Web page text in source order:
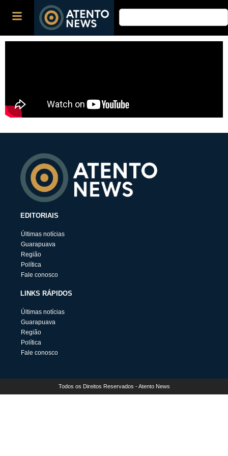
EDITORIAIS
Últimas notícias
Guarapuava
Região
Política
Fale conosco
LINKS RÁPIDOS
Últimas notícias
Guarapuava
Região
Política
Fale conosco
Todos os Direitos Reservados - Atento News